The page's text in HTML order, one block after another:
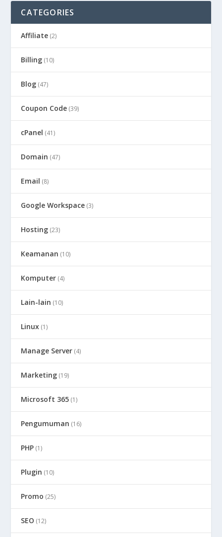
CATEGORIES
Affiliate (2)
Billing (10)
Blog (47)
Coupon Code (39)
cPanel (41)
Domain (47)
Email (8)
Google Workspace (3)
Hosting (23)
Keamanan (10)
Komputer (4)
Lain-lain (10)
Linux (1)
Manage Server (4)
Marketing (19)
Microsoft 365 (1)
Pengumuman (16)
PHP (1)
Plugin (10)
Promo (25)
SEO (12)